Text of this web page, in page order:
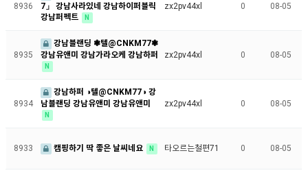
8936
7」 강남사라있네 강남하이퍼블릭
강남퍼펙트
N
zx2pv44xl 0 08-05
8935
강남블랜딩 ❃텔@CNKM77❃
강남유앤미 강남가라오케 강남하퍼
N
zx2pv44xl 0 08-05
8934
강남하퍼 ◑텔@CNKM77◑ 강
남블랜딩 강남유앤미 강남유앤미
N
zx2pv44xl 0 08-05
8933 캠핑하기 딱 좋은 날씨네요 N 타오르는철편71 0 08-05